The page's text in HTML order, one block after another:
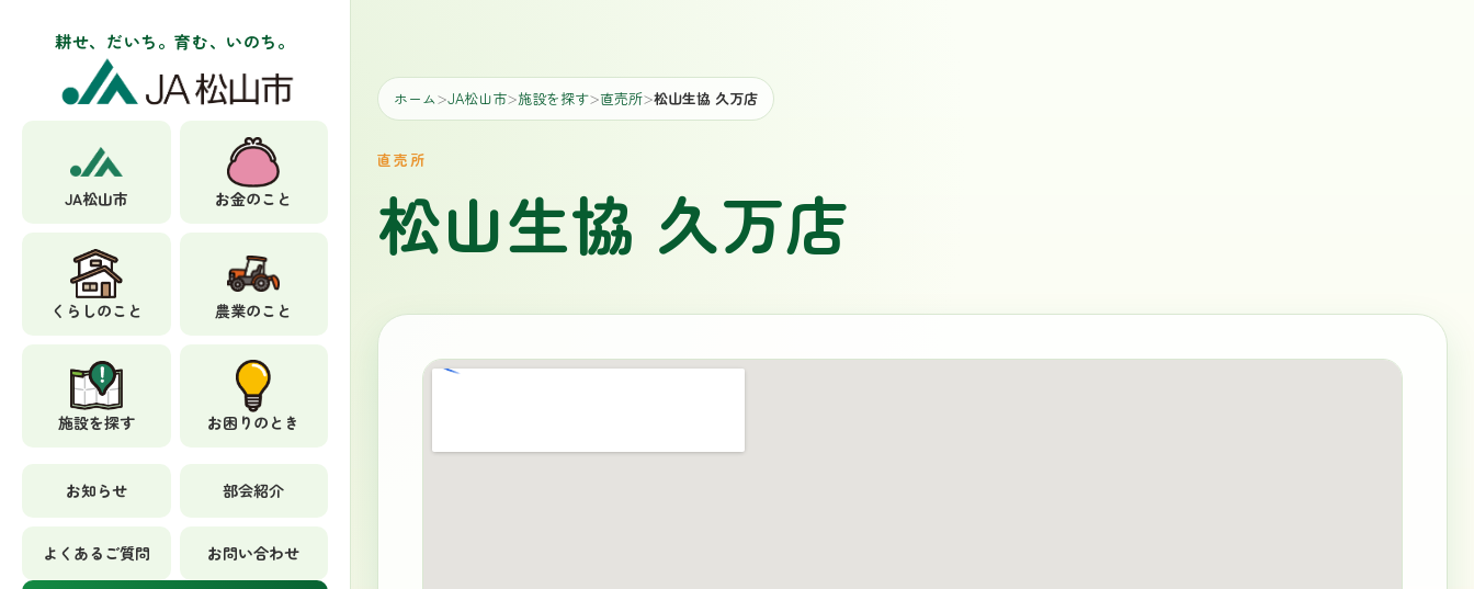
耕せ、だいち。育む、いのち。
JA松山市 お金のこと
くらしのこと 農業のこと
施設を探す お困りのとき
お知らせ 部会紹介
よくあるご質問 お問い合わせ
ホーム ＞JA松山市＞施設を探す＞直売所＞松山生協 久万店
直売所
松山生協 久万店